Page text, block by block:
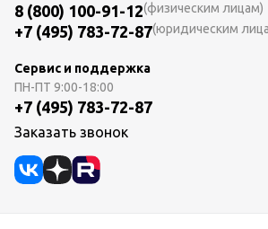
8 (800) 100-91-12(физическим лицам)
+7 (495) 783-72-87(юридическим
Сервис и поддержка
ПН-ПТ 9:00-18:00
+7 (495) 783-72-87
Заказать звонок